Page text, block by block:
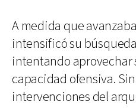
A medida que
intensificó su
intentando aprovechar
capacidad ofensiva.
intervenciones del